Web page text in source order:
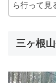
ら行って見
三ヶ根